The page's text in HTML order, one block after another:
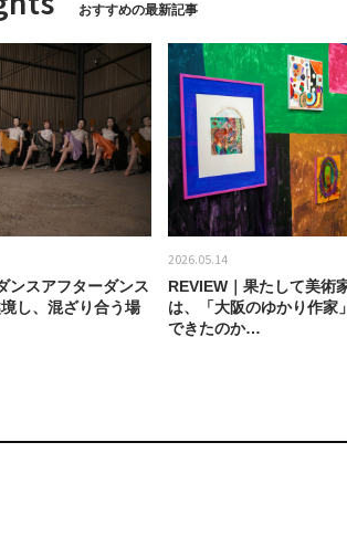
おすすめの最新記事
ンスアフターダンス
し、混ざり合う場
2026.05.14
REVIEW｜果たして美術
は、「大阪のゆかり作家
できたのか…